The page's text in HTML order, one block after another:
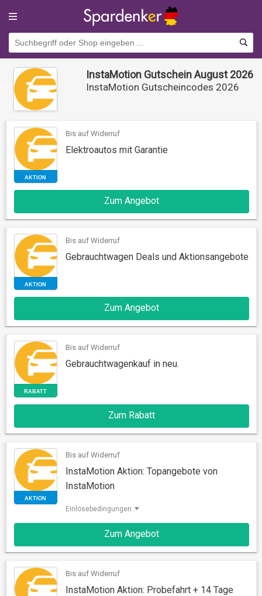
InstaMotion Gutschein August 2026
InstaMotion Gutscheincodes 2026
Bis auf Widerruf
Elektroautos mit Garantie
Zum Angebot
Bis auf Widerruf
Gebrauchtwagen Deals und Aktionsangebote
Zum Angebot
RABATT
Bis auf Widerruf
Gebrauchtwagenkauf in neu.
Zum Rabatt
AKTION
Bis auf Widerruf
InstaMotion Aktion: Topangebote von
InstaMotion
Einlösebedingungen
Zum Angebot
Bis auf Widerruf
InstaMotion Aktion: Probefahrt + 14 Tage